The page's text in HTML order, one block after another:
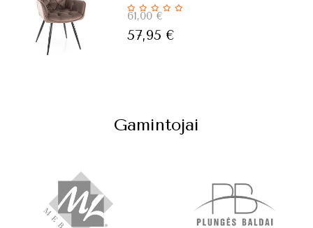
61,00 €
57,95 €
Gamintojai